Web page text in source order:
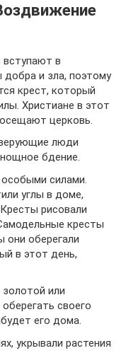
вступают в
и зла, поэтому
крест, который
Христиане в этот
церковь.
люди
бдение.
силами.
углы в доме,
рисовали
кресты
они оберегали
в этот день,
или
своего
его дома.
укрывали растения